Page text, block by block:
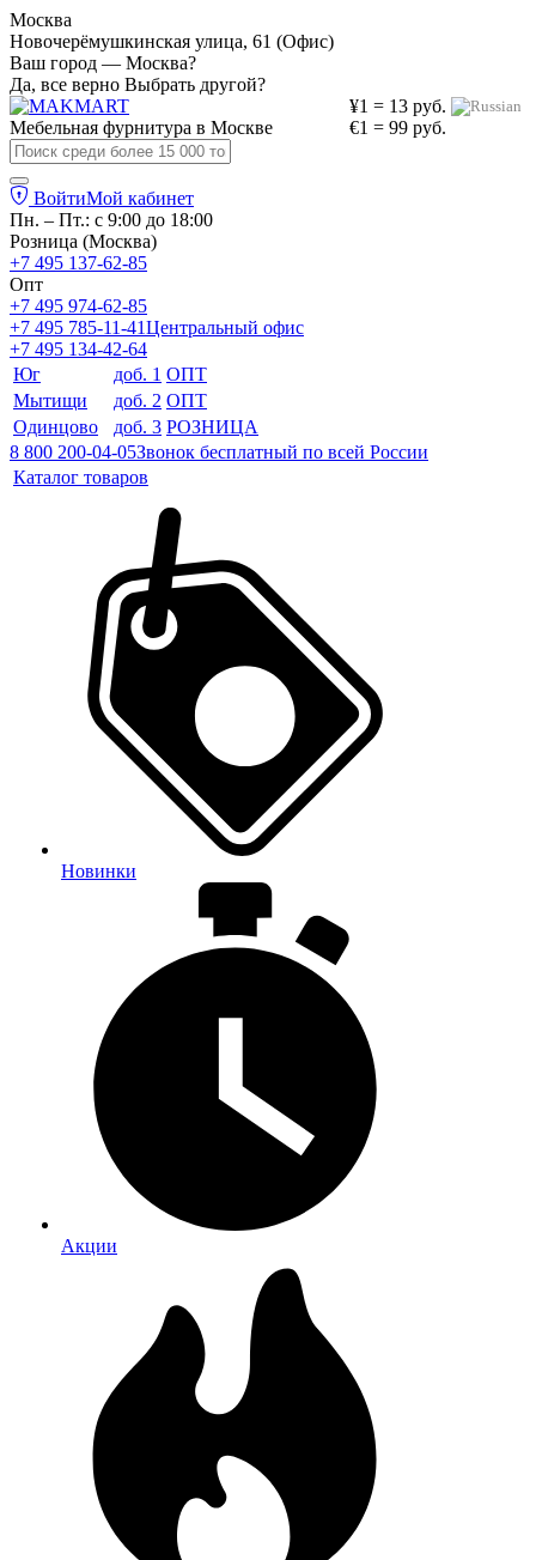
Москва
Новочерёмушкинская улица, 61 (Офис)
Ваш город — Москва?
Да, все верно Выбрать другой?
¥1 = 13 руб.
€1 = 99 руб.
Мебельная фурнитура в Москве
ВойтиМой кабинет
Пн. – Пт.: с 9:00 до 18:00
Розница (Москва)
+7 495 137-62-85
Опт
+7 495 974-62-85
+7 495 785-11-41Центральный офис
+7 495 134-42-64
Юг
доб. 1 ОПТ
Мытищи
доб. 2 ОПТ
Одинцово
доб. 3 РОЗНИЦА
8 800 200-04-05Звонок бесплатный по всей России
Каталог товаров
Новинки
Акции